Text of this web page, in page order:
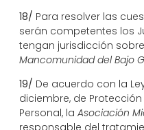
18/ Para resolver las
serán competentes los
tengan jurisdicción
Mancomunidad del Bajo
19/ De acuerdo con la
diciembre, de
Personal, la Asociación